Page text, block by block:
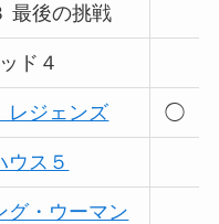
最後の挑戦
ド４
レジェンズ ◯
ウス５
グ・ウーマン